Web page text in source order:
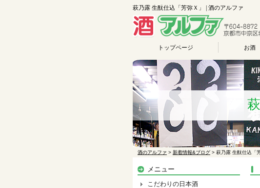
萩乃露 生酛仕込「芳弥Ｘ」 | 酒のアルファ
トップページ お酒
酒のアルファ > 新着情報&ブログ > 萩乃露 生酛仕込「
メニュー
こだわりの日本酒